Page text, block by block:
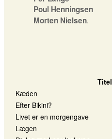
Poul Henningsen
Morten Nielsen.
Titel
Kæden
Efter Bikini?
Livet er en morgengave
Lægen